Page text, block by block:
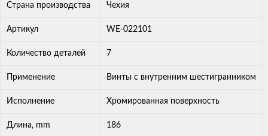
Страна производства Чехия
Артикул WE-022101
Количество деталей 7
Применение Винты с внутренним шестигранником
Исполнение Хромированная поверхность
Длина, mm 186